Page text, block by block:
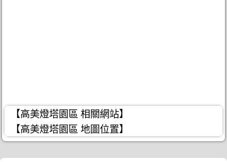
【高美燈塔園區 相關網站】
【高美燈塔園區 地圖位置】